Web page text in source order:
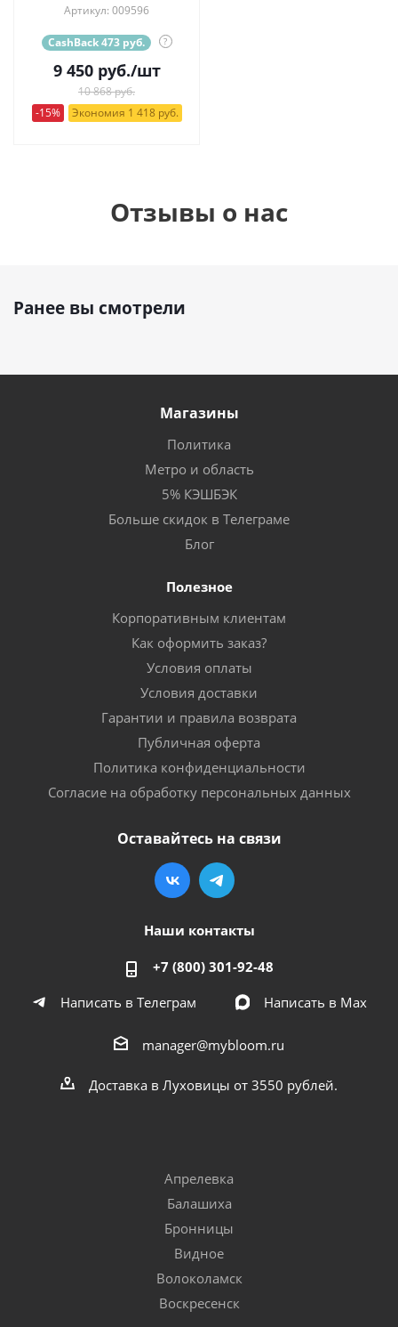
Артикул: 009596
CashBack 473 руб. ?
9 450руб./шт
10 868 руб.
-15%
Экономия 1 418 руб.
Отзывы о нас
Ранее вы смотрели
Магазины
Политика
Метро и область
5% КЭШБЭК
Больше скидок в Телеграме
Блог
Полезное
Корпоративным клиентам
Как оформить заказ?
Условия оплаты
Условия доставки
Гарантии и правила возврата
Публичная оферта
Политика конфиденциальности
Согласие на обработку персональных данных
Оставайтесь на связи
Наши контакты
+7 (800) 301-92-48
Написать в Телеграм
Написать в Мах
manager@mybloom.ru
Доставка в Луховицы от 3550 рублей.
Апрелевка
Балашиха
Бронницы
Видное
Волоколамск
Воскресенск